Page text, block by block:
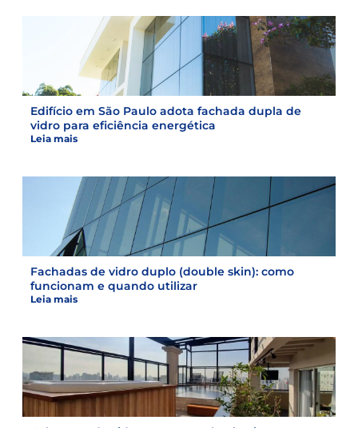
Edifício em São Paulo adota fachada dupla de
vidro para eficiência energética
Leia mais
Fachadas de vidro duplo (double skin): como
funcionam e quando utilizar
Leia mais